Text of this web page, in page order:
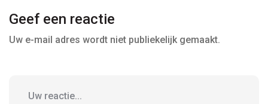
Geef een reactie
Uw e-mail adres wordt niet publiekelijk gemaakt.